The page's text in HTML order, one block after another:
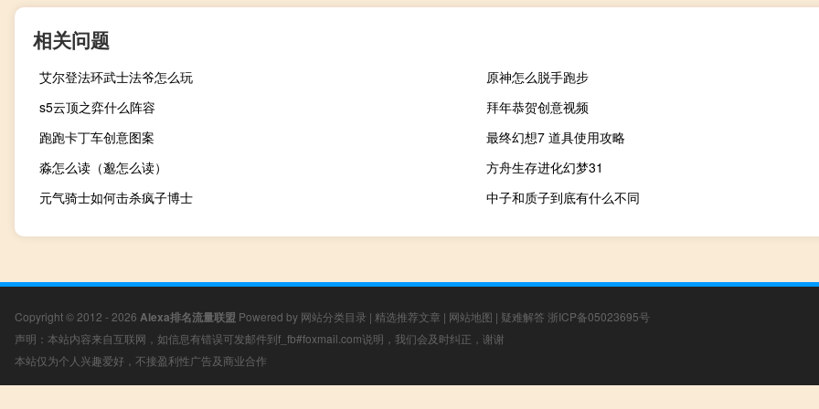
相关问题
艾尔登法环武士法爷怎么玩
原神怎么脱手跑步
s5云顶之弈什么阵容
拜年恭贺创意视频
跑跑卡丁车创意图案
最终幻想7 道具使用攻略
淼怎么读（邈怎么读）
方舟生存进化幻梦31
元气骑士如何击杀疯子博士
中子和质子到底有什么不同
Copyright © 2012 - 2026 Alexa排名流量联盟 Powered by 网站分类目录 | 精选推荐文章 | 网站地图 | 疑难解答 浙ICP备05023695号
声明：本站内容来自互联网，如信息有错误可发邮件到f_fb#foxmail.com说明，我们会及时纠正，谢谢
本站仅为个人兴趣爱好，不接盈利性广告及商业合作